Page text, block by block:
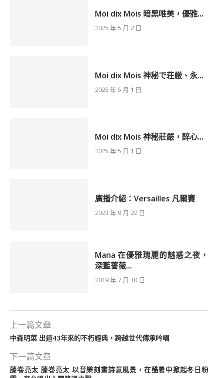
Moi dix Mois 暗黑唯美，優雅...
2025 年 5 月 2 日
Moi dix Mois 神秘で荘厳、永...
2025 年 5 月 1 日
Moi dix Mois 神秘莊嚴，醉心...
2025 年 5 月 1 日
廣播介紹：Versailles 凡爾賽
2023 年 9 月 22 日
Mana 在優雅瑰麗的魅惑之夜，
深藍薔薇...
2019 年 7 月 30 日
上一篇文章
中森明菜 出道43年來的不朽經典，跨越世代傳承吟唱
下一篇文章
藤卷亮太 藤巻亮太 以音樂刻畫詩意風景，在酷暑中掀起冬日粉